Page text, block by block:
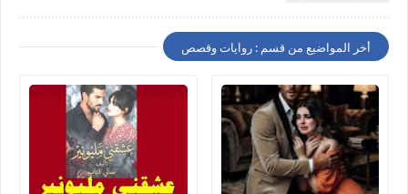
أخر المواضيع من قسم : روايات وقصص